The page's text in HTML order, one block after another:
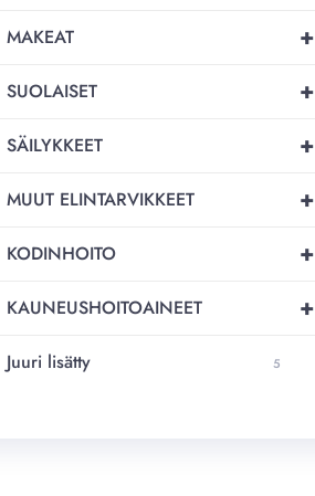
+
MAKEAT
+
SUOLAISET
+
SÄILYKKEET
+
MUUT ELINTARVIKKEET
+
KODINHOITO
+
KAUNEUSHOITOAINEET
Juuri lisätty 5